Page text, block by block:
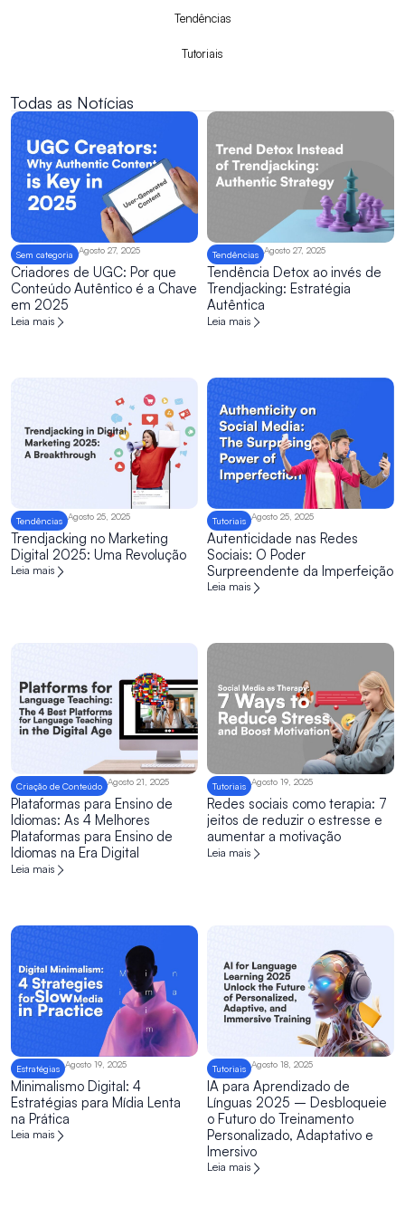
Tendências
Tutoriais
Todas as Notícias
Sem categoria Agosto 27, 2025
Criadores de UGC: Por que
Conteúdo Autêntico é a Chave
em 2025
Leia mais
Tendências Agosto 27, 2025
Tendência Detox ao invés de
Trendjacking: Estratégia
Autêntica
Leia mais
Tendências Agosto 25, 2025
Trendjacking no Marketing
Digital 2025: Uma Revolução
Leia mais
Tutoriais Agosto 25, 2025
Autenticidade nas Redes
Sociais: O Poder
Surpreendente da Imperfeição
Leia mais
Criação de Conteúdo Agosto 21, 2025
Plataformas para Ensino de
Idiomas: As 4 Melhores
Plataformas para Ensino de
Idiomas na Era Digital
Leia mais
Tutoriais Agosto 19, 2025
Redes sociais como terapia: 7
jeitos de reduzir o estresse e
aumentar a motivação
Leia mais
Estratégias Agosto 19, 2025
Minimalismo Digital: 4
Estratégias para Mídia Lenta
na Prática
Leia mais
Tutoriais Agosto 18, 2025
IA para Aprendizado de
Línguas 2025 – Desbloqueie
o Futuro do Treinamento
Personalizado, Adaptativo e
Imersivo
Leia mais
Página
Página